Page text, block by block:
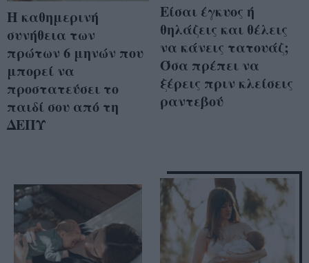
Η καθημερινή
συνήθεια των
πρώτων 6 μηνών που
μπορεί να
προστατεύσει το
παιδί σου από τη
ΔΕΠΥ
Είσαι έγκυος ή
θηλάζεις και θέλεις
να κάνεις τατουάζ;
Όσα πρέπει να
ξέρεις πριν κλείσεις
ραντεβού